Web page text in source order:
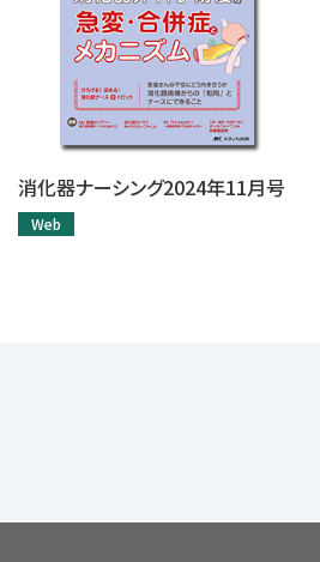
消化器ナーシング2024年11月号
Web